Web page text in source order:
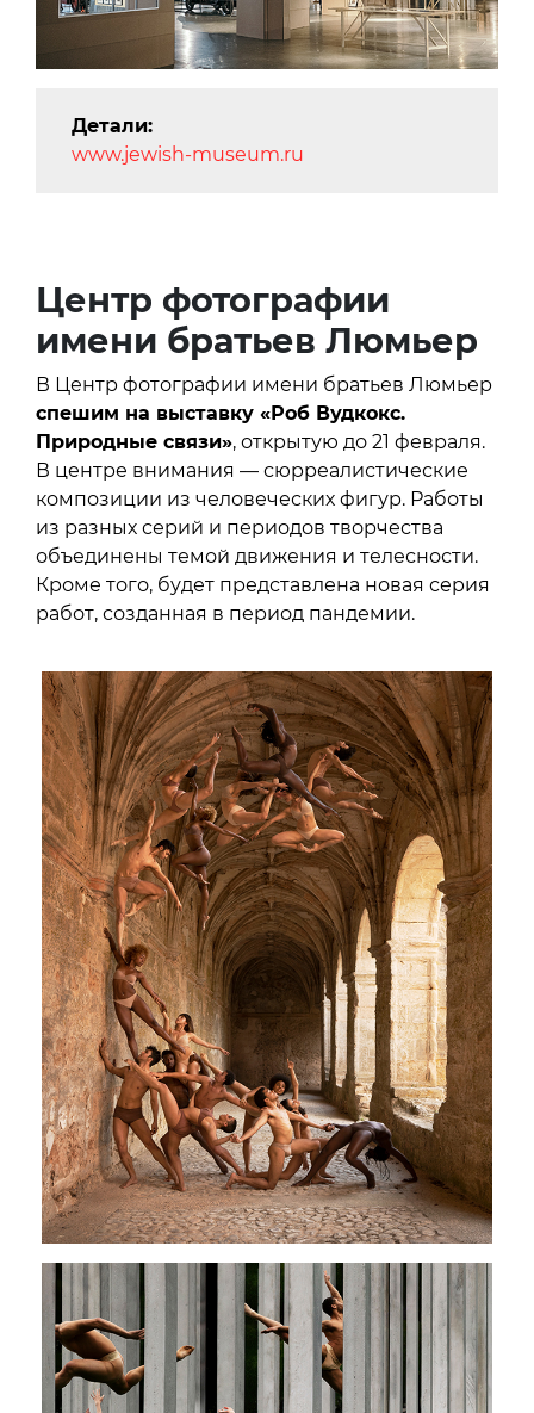
Детали:
www.jewish-museum.ru
Центр фотографии
имени братьев Люмьер
В Центр фотографии имени братьев Люмьер
спешим на выставку «Роб Вудкокс.
Природные связи», открытую до 21 февраля.
В центре внимания — сюрреалистические
композиции из человеческих фигур. Работы
из разных серий и периодов творчества
объединены темой движения и телесности.
Кроме того, будет представлена новая серия
работ, созданная в период пандемии.